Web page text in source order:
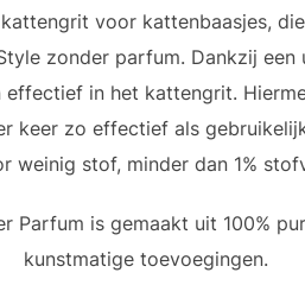
voor kattenbaasjes,
zonder parfum. Dankzij
in het kattengrit.
keer zo effectief als
weinig stof, minder dan 1%
Parfum is gemaakt uit 100%
kunstmatige toevoegingen.